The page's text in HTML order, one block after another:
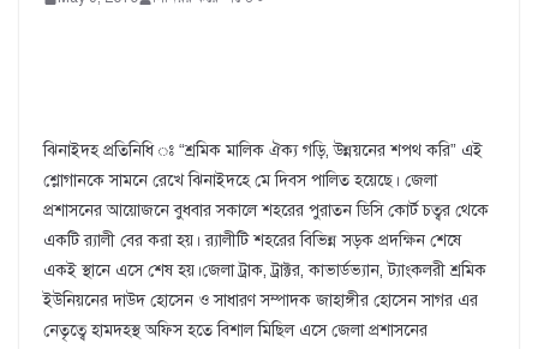
ঝিনাইদহ প্রতিনিধি ঃ “শ্রমিক মালিক ঐক্য গড়ি, উন্নয়নের শপথ করি” এই
শ্লোগানকে সামনে রেখে ঝিনাইদহে মে দিবস পালিত হয়েছে। জেলা
প্রশাসনের আয়োজনে বুধবার সকালে শহরের পুরাতন ডিসি কোর্ট চত্বর থেকে
একটি র‌্যালী বের করা হয়। র‌্যালীটি শহরের বিভিন্ন সড়ক প্রদক্ষিন শেষে
একই স্থানে এসে শেষ হয়।জেলা ট্রাক, ট্রাক্টর, কাভার্ডভ্যান, ট্যাংকলরী শ্রমিক
ইউনিয়নের দাউদ হোসেন ও সাধারণ সম্পাদক জাহাঙ্গীর হোসেন সাগর এর
নেতৃত্বে হামদহস্থ অফিস হতে বিশাল মিছিল এসে জেলা প্রশাসনের